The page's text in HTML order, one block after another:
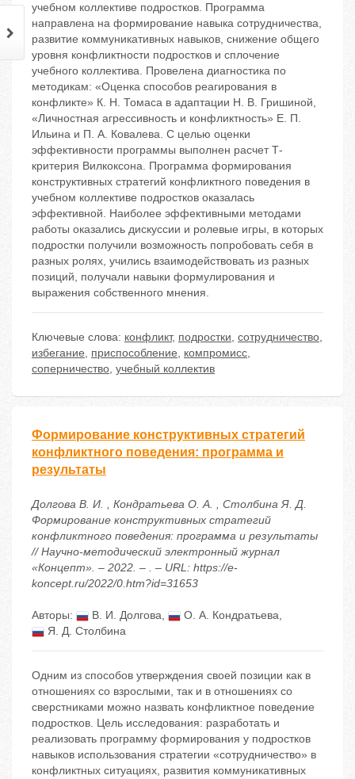
учебном коллективе подростков. Программа
направлена на формирование навыка сотрудничества,
развитие коммуникативных навыков, снижение общего
уровня конфликтности подростков и сплочение
учебного коллектива. Провелена диагностика по
методикам: «Оценка способов реагирования в
конфликте» К. Н. Томаса в адаптации Н. В. Гришиной,
«Личностная агрессивность и конфликтность» Е. П.
Ильина и П. А. Ковалева. С целью оценки
эффективности программы выполнен расчет Т-
критерия Вилкоксона. Программа формирования
конструктивных стратегий конфликтного поведения в
учебном коллективе подростков оказалась
эффективной. Наиболее эффективными методами
работы оказались дискуссии и ролевые игры, в которых
подростки получили возможность попробовать себя в
разных ролях, учились взаимодействовать из разных
позиций, получали навыки формулирования и
выражения собственного мнения.
Ключевые слова: конфликт, подростки, сотрудничество,
избегание, приспособление, компромисс,
соперничество, учебный коллектив
Формирование конструктивных стратегий
конфликтного поведения: программа и
результаты
Долгова В. И. , Кондратьева О. А. , Столбина Я. Д.
Формирование конструктивных стратегий
конфликтного поведения: программа и результаты
// Научно-методический электронный журнал
«Концепт». – 2022. – . – URL: https://e-
koncept.ru/2022/0.htm?id=31653
Авторы: В. И. Долгова, О. А. Кондратьева,
Я. Д. Столбина
Одним из способов утверждения своей позиции как в
отношениях со взрослыми, так и в отношениях со
сверстниками можно назвать конфликтное поведение
подростков. Цель исследования: разработать и
реализовать программу формирования у подростков
навыков использования стратегии «сотрудничество» в
конфликтных ситуациях, развития коммуникативных